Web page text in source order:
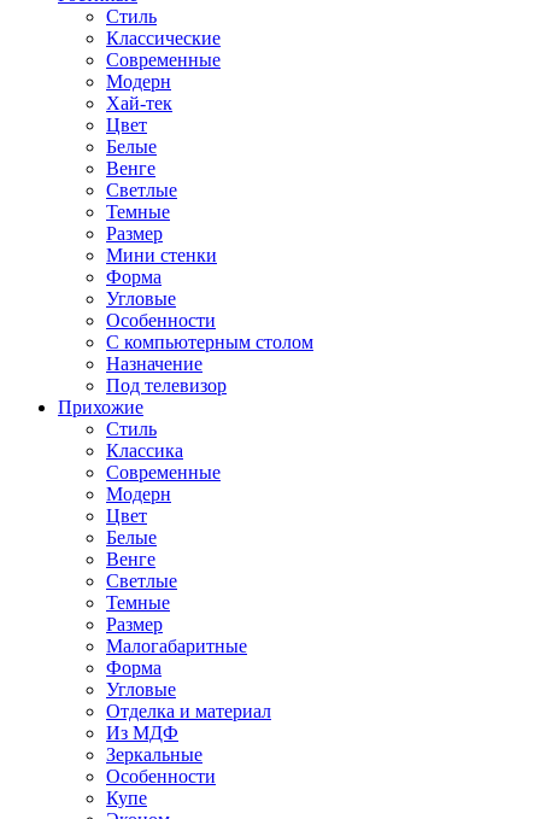
Стиль
Классические
Современные
Модерн
Хай-тек
Цвет
Белые
Венге
Светлые
Темные
Размер
Мини стенки
Форма
Угловые
Особенности
С компьютерным столом
Назначение
Под телевизор
Прихожие
Стиль
Классика
Современные
Модерн
Цвет
Белые
Венге
Светлые
Темные
Размер
Малогабаритные
Форма
Угловые
Отделка и материал
Из МДФ
Зеркальные
Особенности
Купе